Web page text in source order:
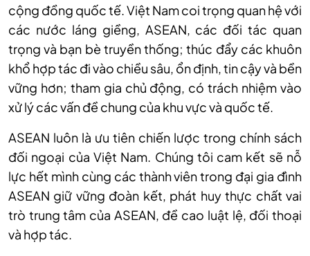
cộng đồng quốc tế. Việt Nam coi trọng quan hệ với
các nước láng giềng, ASEAN, các đối tác quan
trọng và bạn bè truyền thống; thúc đẩy các khuôn
khổ hợp tác đi vào chiều sâu, ổn định, tin cậy và bền
vững hơn; tham gia chủ động, có trách nhiệm vào
xử lý các vấn đề chung của khu vực và quốc tế.
ASEAN luôn là ưu tiên chiến lược trong chính sách
đối ngoại của Việt Nam. Chúng tôi cam kết sẽ nỗ
lực hết mình cùng các thành viên trong đại gia đình
ASEAN giữ vững đoàn kết, phát huy thực chất vai
trò trung tâm của ASEAN, đề cao luật lệ, đối thoại
và hợp tác.